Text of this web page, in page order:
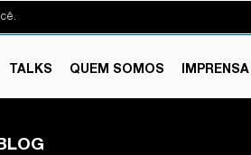
TALKS QUEM SOMOS IMPRENSA